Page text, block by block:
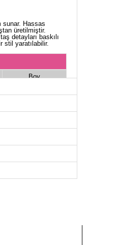
sunar. Hassas
üretilmiştir.
detayları baskılı
stil yaratılabilir.
Boy
78